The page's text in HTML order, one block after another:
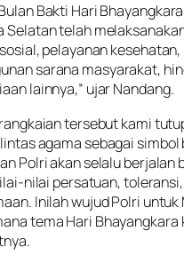
Bakti Hari
Selatan telah
pelayanan
sarana masyarakat,
lainnya,” ujar Nandang.
tersebut kami
agama sebagai simbol
Polri akan selalu berjalan
nilai persatuan,
Inilah wujud Polri
tema Hari